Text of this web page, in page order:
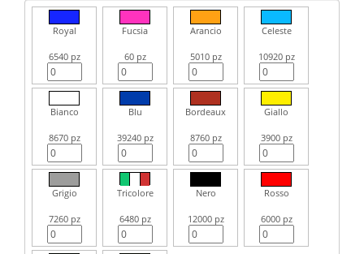
Royal
6540 pz
Fucsia
60 pz
Arancio
5010 pz
Celeste
10920 pz
Bianco
8670 pz
Blu
39240 pz
Bordeaux
8760 pz
Giallo
3900 pz
Grigio
7260 pz
Tricolore
6480 pz
Nero
12000 pz
Rosso
6000 pz